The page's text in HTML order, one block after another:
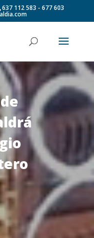
637 112 583 - 677 603